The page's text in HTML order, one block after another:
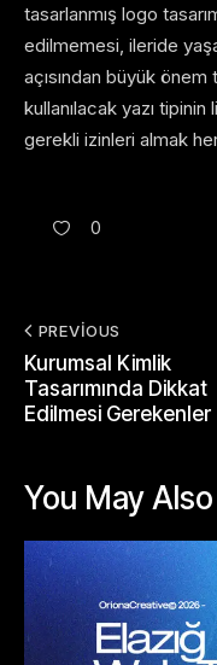
tasarlanmış logo
edilmemesi, ileride
açısından büyük önem
kullanılacak yazı
gerekli izinleri almak
0
PREVIOUS
Kurumsal Kimlik
Tasarımında Dikkat
Edilmesi Gerekenler
You May